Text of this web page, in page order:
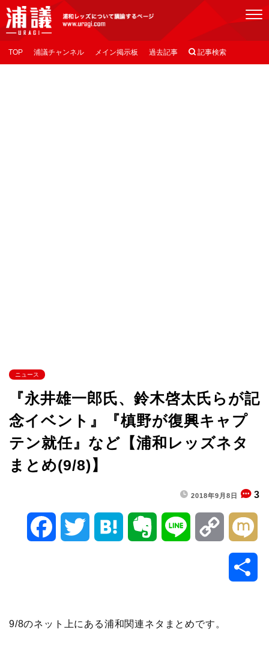
[浦議]浦和レッズについて議論するページ
TOP 浦議チャンネル メイン掲示板 過去記事  記事検索
ニュース
『永井雄一郎氏、鈴木啓太氏らが記
念イベント』『槙野が復興キャプ
テン就任』など【浦和レッズネタ
まとめ(9/8)】
2018年9月8日 3
o
9/8のネット上にある浦和関連ネタまとめです。